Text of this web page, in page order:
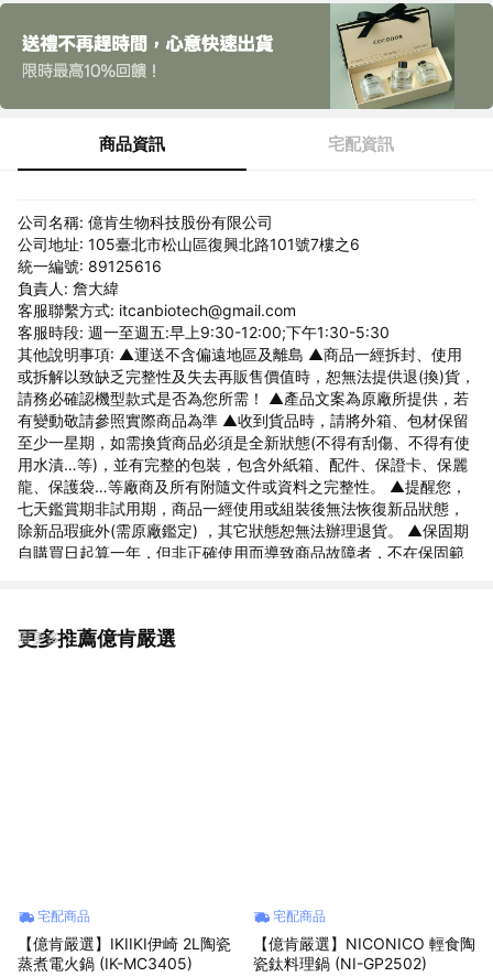
商品資訊 宅配資訊
公司名稱: 億肯生物科技股份有限公司
公司地址: 105臺北市松山區復興北路101號7樓之6
統一編號: 89125616
負責人: 詹大緯
客服聯繫方式: itcanbiotech@gmail.com
客服時段: 週一至週五:早上9:30-12:00;下午1:30-5:30
其他說明事項: ▲運送不含偏遠地區及離島 ▲商品一經拆封、使用
或拆解以致缺乏完整性及失去再販售價值時，恕無法提供退(換)貨，
請務必確認機型款式是否為您所需！ ▲產品文案為原廠所提供，若
有變動敬請參照實際商品為準 ▲收到貨品時，請將外箱、包材保留
至少一星期，如需換貨商品必須是全新狀態(不得有刮傷、不得有使
用水漬…等)，並有完整的包裝，包含外紙箱、配件、保證卡、保麗
龍、保護袋…等廠商及所有附隨文件或資料之完整性。 ▲提醒您，
七天鑑賞期非試用期，商品一經使用或組裝後無法恢復新品狀態，
除新品瑕疵外(需原廠鑑定) ，其它狀態恕無法辦理退貨。 ▲保固期
自購買日起算一年，但非正確使用而導致商品故障者，不在保固範
更多推薦億肯嚴選
看更多
宅配商品
【億肯嚴選】IKIIKI伊崎 2L陶瓷
蒸煮電火鍋 (IK-MC3405)
宅配商品
【億肯嚴選】NICONICO 輕食陶
瓷鈦料理鍋 (NI-GP2502)